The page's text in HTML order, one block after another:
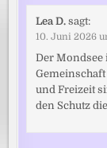
Lea D. sagt:
10. Juni 2026
Der
und Freizeit
den Schutz